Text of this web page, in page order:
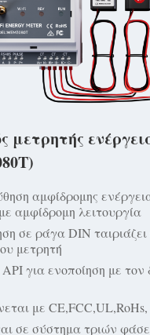
μετρητής
αμφίδρομης
αμφίδρομη λειτουργία
σε ράγα DIN
μετρητή
για ενοποίηση με τον
με
σε σύστημα τριών